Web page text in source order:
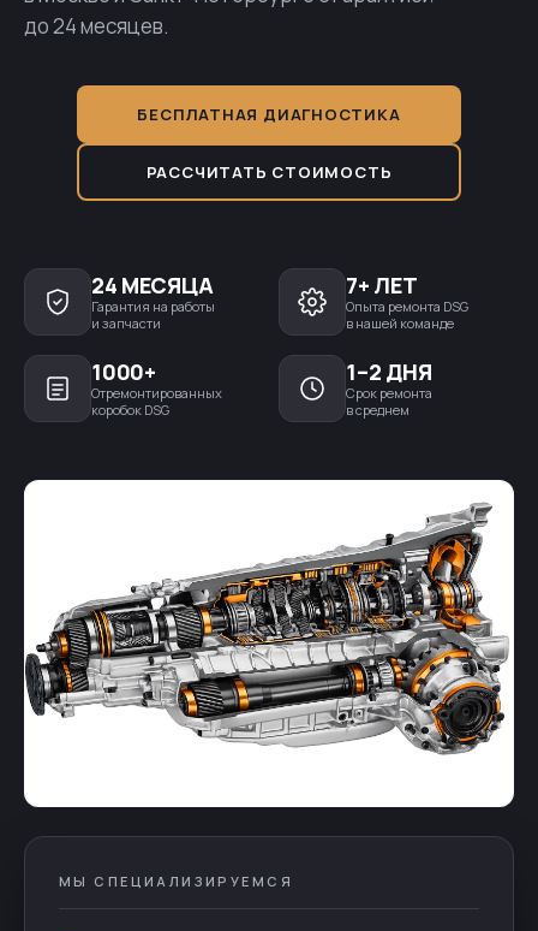
до 24 месяцев.
БЕСПЛАТНАЯ ДИАГНОСТИКА
РАССЧИТАТЬ СТОИМОСТЬ
24 МЕСЯЦА
Гарантия на работы
и запчасти
7+ ЛЕТ
Опыта ремонта DSG
в нашей команде
1000+
Отремонтированных
коробок DSG
1–2 ДНЯ
Срок ремонта
в среднем
МЫ СПЕЦИАЛИЗИРУЕМСЯ